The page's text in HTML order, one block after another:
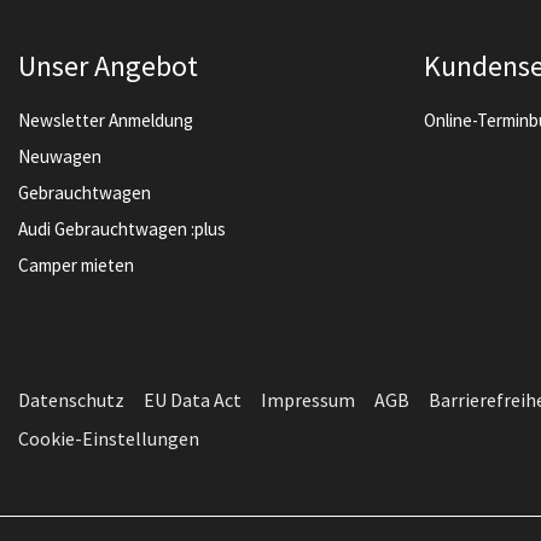
Unser Angebot
Newsletter Anmeldung
Neuwagen
Gebrauchtwagen
Audi Gebrauchtwagen :plus
Camper mieten
Online-
Datenschutz EU Data Act Impressum AGB
Cookie-Einstellungen